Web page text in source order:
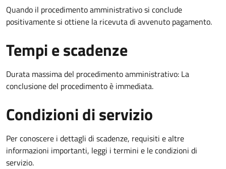
Quando il procedimento amministrativo si conclude
positivamente si ottiene la ricevuta di avvenuto pagamento.
Tempi e scadenze
Durata massima del procedimento amministrativo: La
conclusione del procedimento è immediata.
Condizioni di servizio
Per conoscere i dettagli di scadenze, requisiti e altre
informazioni importanti, leggi i termini e le condizioni di
servizio.